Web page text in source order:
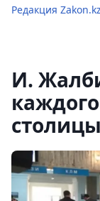
Редакция Zakon.kz
И.
столицы